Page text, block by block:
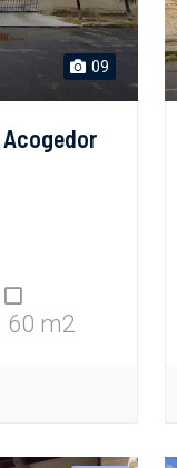
09
Acogedor
60 m2